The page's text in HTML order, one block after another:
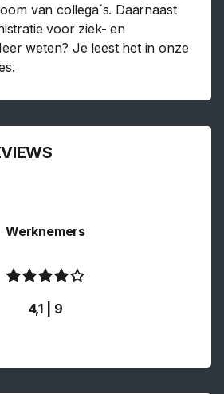
van collega´s. Daarnaast
voor ziek- en
weten? Je leest het in onze
Werknemers
4,1 | 9